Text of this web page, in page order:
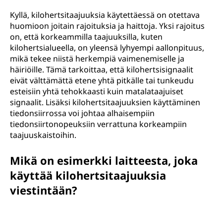
Kyllä, kilohertsitaajuuksia käytettäessä on otettava
huomioon joitain rajoituksia ja haittoja. Yksi rajoitus
on, että korkeammilla taajuuksilla, kuten
kilohertsialueella, on yleensä lyhyempi aallonpituus,
mikä tekee niistä herkempiä vaimenemiselle ja
häiriöille. Tämä tarkoittaa, että kilohertsisignaalit
eivät välttämättä etene yhtä pitkälle tai tunkeudu
esteisiin yhtä tehokkaasti kuin matalataajuiset
signaalit. Lisäksi kilohertsitaajuuksien käyttäminen
tiedonsiirrossa voi johtaa alhaisempiin
tiedonsiirtonopeuksiin verrattuna korkeampiin
taajuuskaistoihin.
Mikä on esimerkki laitteesta, joka
käyttää kilohertsitaajuuksia
viestintään?